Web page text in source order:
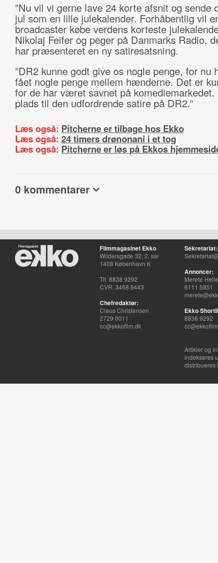
”Nu vil vi gerne lave 24 korte afsnit og sende
jul som en lille julekalender. Forhåbentlig vil
broadcaster købe verdens korteste
Nikolaj Feifer og peger på Danmarks Radio,
har præsenteret en ny satiresatsning.
”DR2 kunne godt give os nogle penge, for nu
fået nogle penge mellem hænderne. Det er
for de har været savnet på komediemarkedet.
plads til den udfordrende satire på DR2.”
Læs også: Pitcherne er tilbage hos Ekko
Læs også: 24 timers drønonani i et tog
Læs også: Pitcherne er løs på Ekkos
0 kommentarer
Filmmagasinet Ekko
Wildersgade 32, 2. sal
1408 København K
Tlf. 8838 9292
CVR. 3468 8443
Chefredaktør:
Claus Christensen
2729 0011
cc@ekkofilm.dk
Sekretariat:
Annoncer:
Merete
6111 5851
Ekko
8838 9292
Artikler og
indekseres
distribueres